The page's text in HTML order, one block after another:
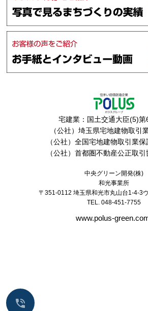
宅建業：国土交通大臣(5)第
（公社）埼玉県宅地建物取引
（公社）全国宅地建物取引業
（公社）首都圏不動産公正取
中央グリーン開発(株)
和光事業所
〒351-0112 埼玉県和光市丸山台1-4-3
TEL. 048-451-7755
www.polus-